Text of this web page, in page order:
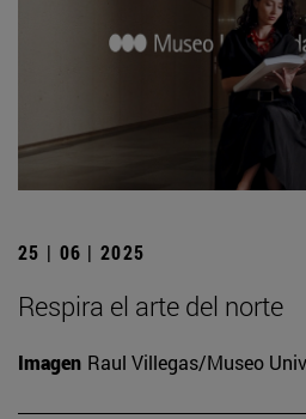
25 | 06 | 2025
Respira el arte del norte
Imagen Raul Villegas/Museo